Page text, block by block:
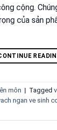
cộng.
của sản
môn | Tagged
ngan ve sinh